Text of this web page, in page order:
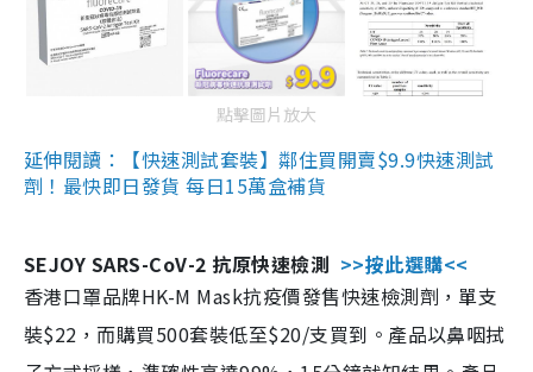
點擊圖片放大
延伸閱讀：【快速測試套裝】鄰住買開賣$9.9快速測試
劑！最快即日發貨 每日15萬盒補貨
SEJOY SARS-CoV-2 抗原快速檢測 >>按此選購<<
香港口罩品牌HK-M Mask抗疫價發售快速檢測劑，單支
裝$22，而購買500套裝低至$20/支買到。產品以鼻咽拭